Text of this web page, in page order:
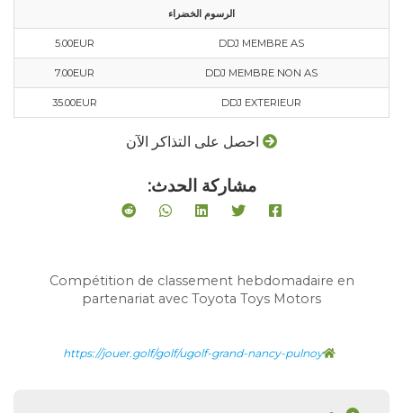
الرسوم الخضراء
DDJ MEMBRE AS
5.00EUR
DDJ MEMBRE NON AS
7.00EUR
DDJ EXTERIEUR
35.00EUR
احصل على التذاكر الآن
مشاركة الحدث:
Compétition de classement hebdomadaire en
partenariat avec Toyota Toys Motors
https://jouer.golf/golf/ugolf-grand-nancy-pulnoy